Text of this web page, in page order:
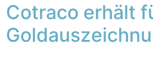
Cotraco erhält